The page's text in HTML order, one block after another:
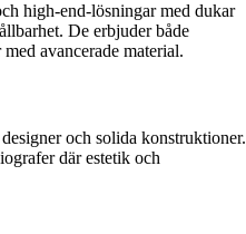
high-end-lösningar med dukar
De erbjuder både
avancerade material.
och solida konstruktioner.
där estetik och